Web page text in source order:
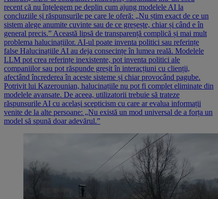
recent că nu înțelegem pe deplin cum ajung modelele AI la
concluziile și răspunsurile pe care le oferă: „Nu știm exact de ce un
sistem alege anumite cuvinte sau de ce greșește, chiar și când e în
general precis.” Această lipsă de transparență complică și mai mult
problema halucinațiilor. AI-ul poate inventa politici sau referințe
false Halucinațiile AI au deja consecințe în lumea reală. Modelele
LLM pot crea referințe inexistente, pot inventa politici ale
companiilor sau pot răspunde greșit în interacțiuni cu clienții,
afectând încrederea în aceste sisteme și chiar provocând pagube.
Potrivit lui Kazerounian, halucinațiile nu pot fi complet eliminate din
modelele avansate. De aceea, utilizatorii trebuie să trateze
răspunsurile AI cu același scepticism cu care ar evalua informații
venite de la alte persoane: „Nu există un mod universal de a forța un
model să spună doar adevărul.”